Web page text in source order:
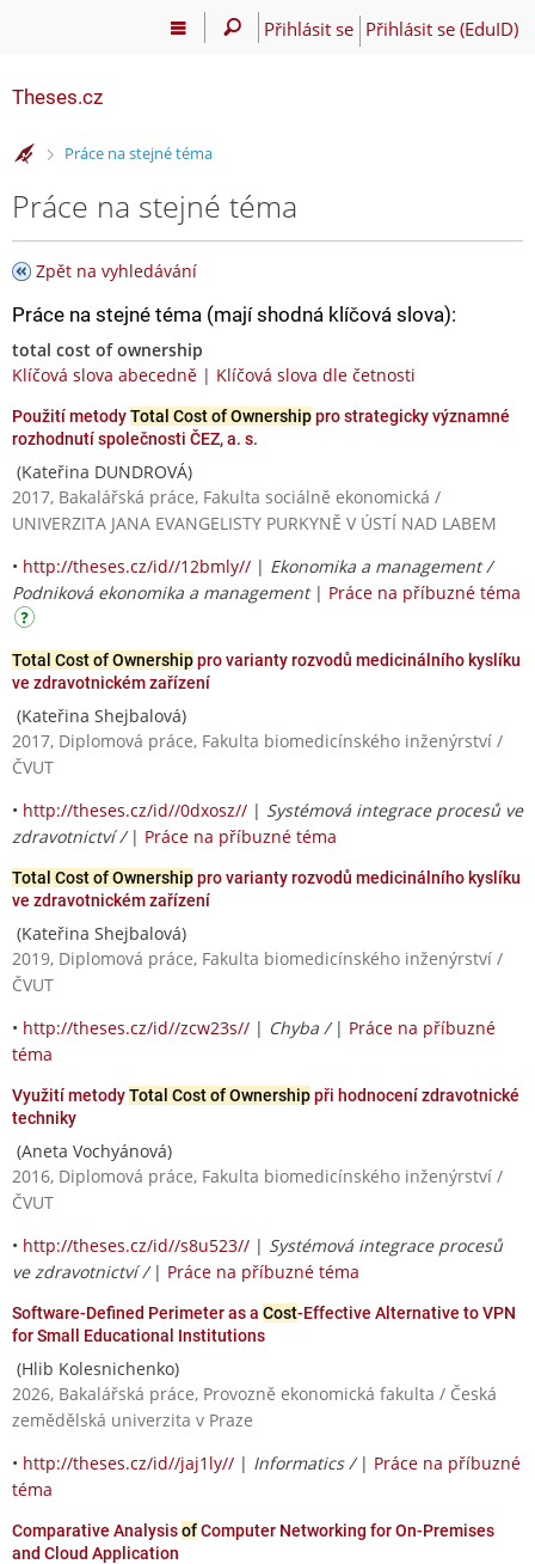
Přihlásit se Přihlásit se (EduID)
Theses.cz
>Práce na stejné téma
Práce na stejné téma
Zpět na vyhledávání
Práce na stejné téma (mají shodná klíčová slova):
total cost of ownership
Klíčová slova abecedně | Klíčová slova dle četnosti
Použití metodyTotal Cost of Ownershippro strategicky významné
rozhodnutí společnosti ČEZ, a. s.
(Kateřina DUNDROVÁ)
2017, Bakalářská práce, Fakulta sociálně ekonomická /
UNIVERZITA JANA EVANGELISTY PURKYNĚ V ÚSTÍ NAD LABEM
• http://theses.cz/id//12bmly// | Ekonomika a management /
Podniková ekonomika a management| Práce na příbuzné téma
Total Cost of Ownershippro varianty rozvodů medicinálního kyslíku
ve zdravotnickém zařízení
(Kateřina Shejbalová)
2017, Diplomová práce, Fakulta biomedicínského inženýrství /
ČVUT
• http://theses.cz/id//0dxosz// | Systémová integrace procesů ve
zdravotnictví / | Práce na příbuzné téma
Total Cost of Ownershippro varianty rozvodů medicinálního kyslíku
ve zdravotnickém zařízení
(Kateřina Shejbalová)
2019, Diplomová práce, Fakulta biomedicínského inženýrství /
ČVUT
• http://theses.cz/id//zcw23s// | Chyba / | Práce na příbuzné
téma
Využití metodyTotal Cost of Ownershippři hodnocení zdravotnické
techniky
(Aneta Vochyánová)
2016, Diplomová práce, Fakulta biomedicínského inženýrství /
ČVUT
• http://theses.cz/id//s8u523// | Systémová integrace procesů
ve zdravotnictví / | Práce na příbuzné téma
Software-Defined Perimeter as a Cost-Effective Alternative to VPN
for Small Educational Institutions
(Hlib Kolesnichenko)
2026, Bakalářská práce, Provozně ekonomická fakulta / Česká
zemědělská univerzita v Praze
• http://theses.cz/id//jaj1ly// | Informatics / | Práce na příbuzné
téma
Comparative AnalysisofComputer Networking for On-Premises
and Cloud Application